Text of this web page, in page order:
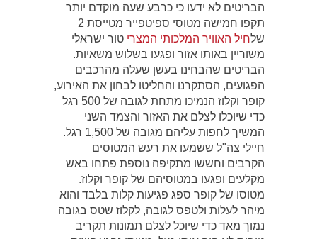
הבריטים לא ידעו כי כרבע שעה מוקדם יותר
תקפו חמישה מטוסי ספיטפייר מטייסת 2
שלחיל האוויר המלכותי המצרי טור ישראלי
משוריין באותו אזור ופגעו בשלוש משאיות.
הבריטים שהבחינו בעשן שעלה מהרכבים
הפגועים, הסתקרנו והחליטו לבחון את האירוע,
קופר וקלוז הנמיכו מתחת לגובה של 500 רגל
כדי שיוכלו לצלם את האזור והצמד השני
המשיך לחפות עליהם מגובה של 1,500 רגל.
חיילי צה"ל ששמעו את רעש המטוסים
הקרבים וחששו מתקיפה נוספת פתחו באש
מקלעים ופגעו במטוסיהם של קופר וקלוז.
מטוסו של קופר ספג פגיעות קלות בלבד והוא
מיהר לעלות ולטפס לגובה, לקלוז שטס בגובה
נמוך מאד כדי שיוכל לצלם תמונות תקריב